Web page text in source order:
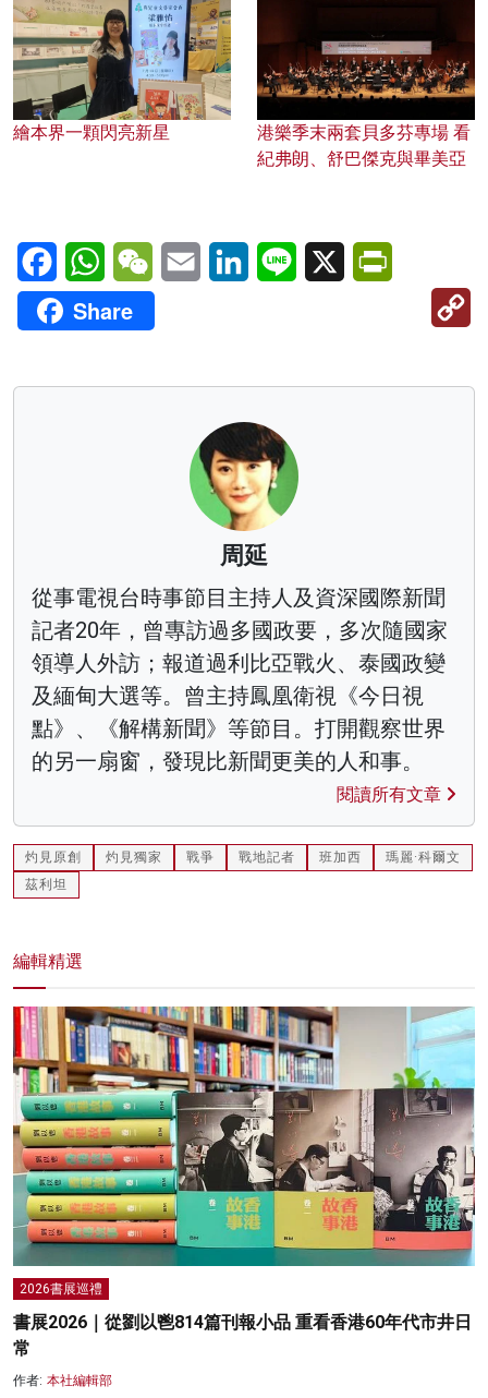
繪本界一顆閃亮新星
港樂季末兩套貝多芬專場 看
紀弗朗、舒巴傑克與畢美亞
FacebookWhatsAppWeChatEmail LinkedInLine X
Share
周延
從事電視台時事節目主持人及資深國際新聞
記者20年，曾專訪過多國政要，多次隨國家
領導人外訪；報道過利比亞戰火、泰國政變
及緬甸大選等。曾主持鳳凰衛視《今日視
點》、《解構新聞》等節目。打開觀察世界
的另一扇窗，發現比新聞更美的人和事。
閱讀所有文章
灼見原創 灼見獨家 戰爭 戰地記者 班加西
瑪麗·科爾文
茲利坦
編輯精選
2026書展巡禮
書展2026｜從劉以鬯814篇刊報小品 重看香港60年代市井日
常
作者: 本社編輯部